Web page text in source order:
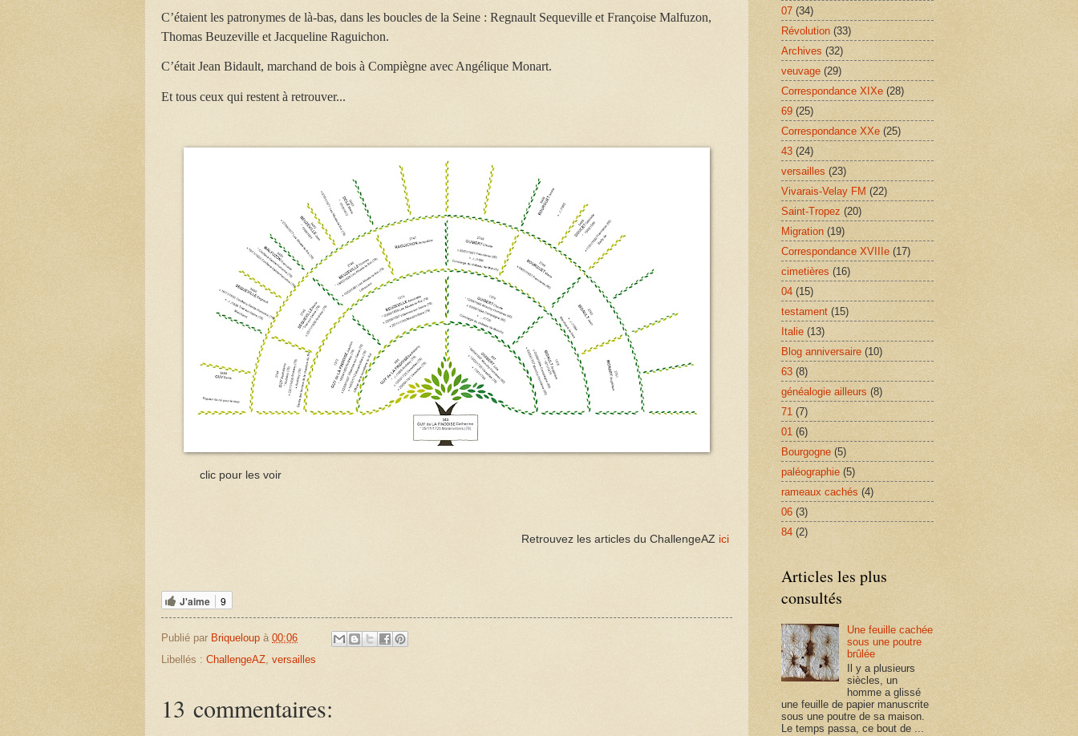
C’étaient les patronymes de là-bas, dans les boucles de la Seine : Regnault Sequeville et Françoise Malfuzon,
Thomas Beuzeville et Jacqueline Raguichon.
C’était Jean Bidault, marchand de bois à Compiègne avec Angélique Monart.
Et tous ceux qui restent à retrouver...
clic pour les voir
Retrouvez les articles du ChallengeAZ ici
J'aime 9
Publié par Briqueloup à 00:06
Libellés : ChallengeAZ, versailles
13 commentaires:
07 (34)
Révolution (33)
Archives (32)
veuvage (29)
Correspondance XIXe (28)
69 (25)
Correspondance XXe (25)
43 (24)
versailles (23)
Vivarais-Velay FM (22)
Saint-Tropez (20)
Migration (19)
Correspondance XVIIIe (17)
cimetières (16)
04 (15)
testament (15)
Italie (13)
Blog anniversaire (10)
63 (8)
généalogie ailleurs (8)
71 (7)
01 (6)
Bourgogne (5)
paléographie (5)
rameaux cachés (4)
06 (3)
84 (2)
Articles les plus
consultés
Une feuille cachée
sous une poutre
brûlée
Il y a plusieurs
siècles, un
homme a glissé
une feuille de papier manuscrite
sous une poutre de sa maison.
Le temps passa, ce bout de ...